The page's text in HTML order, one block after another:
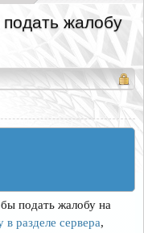
подать жалобу
подать жалобу на
разделе сервера,